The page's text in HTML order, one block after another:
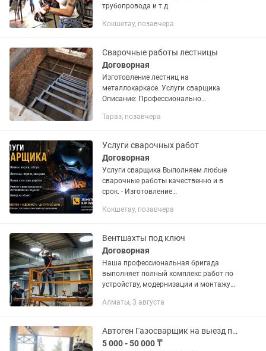
трубопровода и т.д
Кокшетау, позавчера
Сварочные работы лестницы
Договорная
Изготовление лестниц на
металлокаркасе. Услуги сварщика
Описание: Профессионально
долговечные лестницы на
сложности для частных домов, дач и...
Тараз, позавчера
Услуги сварочных работ
Договорная
Услуги сварщика Выполняем любые
сварочные работы качественно и в
срок. - Изготовление
калитки, заборы. - Лестницы, перила,
Кокшетау, позавчера
Вентшахты под ключ
Договорная
Наша профессиональная бригада
выполняет полный комплекс работ по
устройству, модернизации и монтажу
складских и коммерческих объектах.
Алматы, 3 августа
Автоген Газосварщик на выезд по Городу и Области.
5 000 - 50 000 ₸